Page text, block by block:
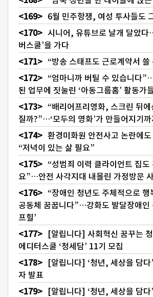
6월 민주항쟁, 여성 투사들도
시니어, 유튜브로 날개 달았다
버스쿨’을 가다
“방송 스태프도 근로계약서 쓸
“엄마니까 버틸 수 있습니다
된 업무에 짓눌린 ‘아동그룹홈’ 활동가
“배리어프리영화, 스크린 뒤
질까?”…‘모두의 영화’가 만들어지기까
환경미화원 안전사고 논란에
“저녁이 있는 삶 필요”
“성범죄 이력 클라이언트 집도
요”…안전 사각지대 내몰린 가정방문
“장애인 청년도 주체적으로 행
공동체 꿈꿉니다”…강화도 발달장애인
프힐’
[알립니다] 사회혁신 꿈꾸는
에디터스쿨 ‘청세담’ 11기 모집
[알립니다] ‘청년, 세상을 담다
자 발표
[알립니다] ‘청년, 세상을 담다